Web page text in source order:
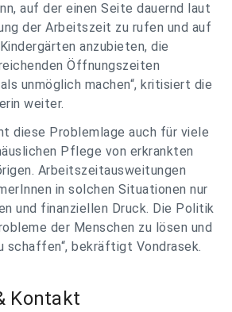
auf der einen Seite dauernd laut
der Arbeitszeit zu rufen und auf
anzubieten, die
Öffnungszeiten
unmöglich machen“, kritisiert die
weiter.
diese Problemlage auch für viele
Pflege von erkrankten
Arbeitszeitausweitungen
in solchen Situationen nur
und finanziellen Druck. Die Politik
der Menschen zu lösen und
schaffen“, bekräftigt Vondrasek.
Kontakt